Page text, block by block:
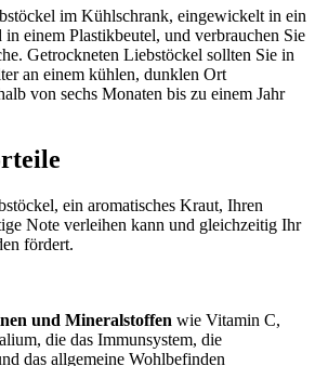
im Kühlschrank, eingewickelt in ein
in einem Plastikbeutel, und verbrauchen Sie
Getrockneten Liebstöckel sollten Sie in
an einem kühlen, dunklen Ort
von sechs Monaten bis zu einem Jahr
ein aromatisches Kraut, Ihren
Note verleihen kann und gleichzeitig Ihr
fördert.
und Mineralstoffen wie Vitamin C,
die das Immunsystem, die
das allgemeine Wohlbefinden